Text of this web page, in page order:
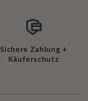
Sichere Zahlung +
Käuferschutz